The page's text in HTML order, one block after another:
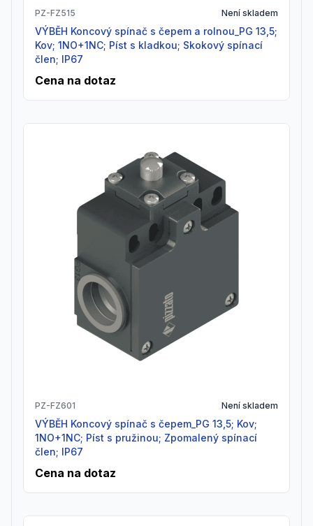
PZ-FZ515 Není skladem
VÝBĚH Koncový spínač s čepem a rolnou_PG 13,5;
Kov; 1NO+1NC; Píst s kladkou; Skokový spínací
člen; IP67
Cena na dotaz
PZ-FZ601 Není skladem
VÝBĚH Koncový spínač s čepem_PG 13,5; Kov;
1NO+1NC; Píst s pružinou; Zpomalený spínací
člen; IP67
Cena na dotaz